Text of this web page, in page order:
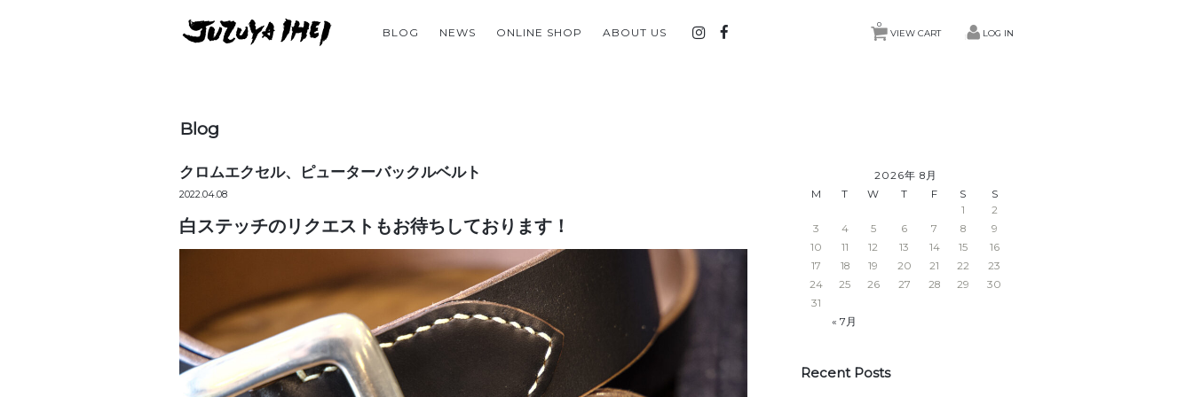
VIEW CART
0
LOG IN
BLOG NEWS ONLINE SHOP ABOUT US
Blog
クロムエクセル、ピューターバックルベルト
2022.04.08
白ステッチのリクエストもお待ちしております！
2026年 8月
M
T W T F S S
« 7月
1
2
3
4 5 6 7 8
9
10
11 12 13 14 15
16
17
18 19 20 21 22
23
24
25 26 27 28 29
30
31
Recent Posts